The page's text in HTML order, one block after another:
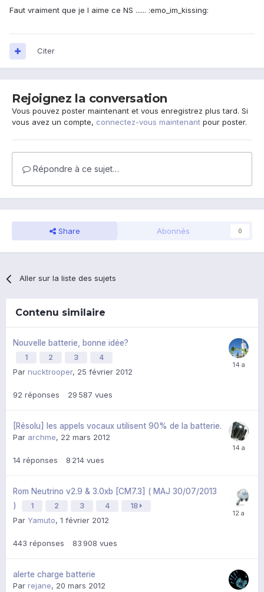
Faut vraiment que je l aime ce NS ...... :emo_im_kissing:
Citer
Rejoignez la conversation
Vous pouvez poster maintenant et vous enregistrez plus tard. Si
vous avez un compte, connectez-vous maintenant pour poster.
Répondre à ce sujet…
Share Abonnés 0
Aller sur la liste des sujets
Contenu similaire
Nouvelle batterie, bonne idée?
1 2 3 4
Par nucktrooper, 25 février 2012
92 réponses 29 587 vues
[Résolu] les appels vocaux utilisent 90% de la batterie.
Par archme, 22 mars 2012
14 réponses 8 214 vues
Rom Neutrino v2.9 & 3.0xb [CM7.3] ( MAJ 30/07/2013
)
1 2 3 4 18
Par Yamuto, 1 février 2012
443 réponses 83 908 vues
alerte charge batterie
Par rejane, 20 mars 2012